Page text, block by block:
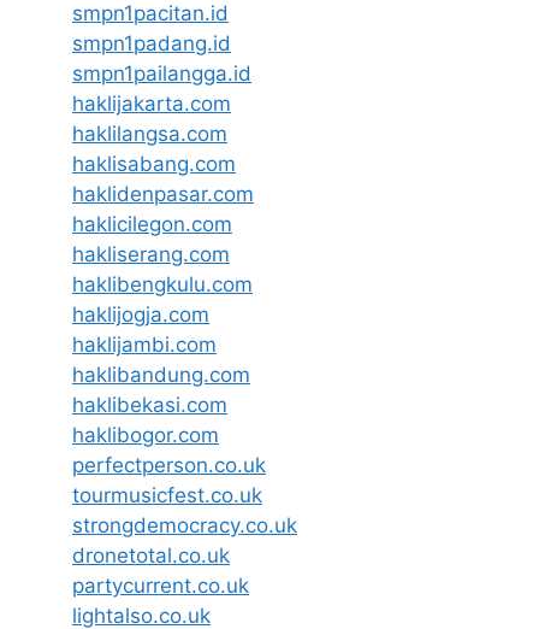
smpn1pacitan.id
smpn1padang.id
smpn1pailangga.id
haklijakarta.com
haklilangsa.com
haklisabang.com
haklidenpasar.com
haklicilegon.com
hakliserang.com
haklibengkulu.com
haklijogja.com
haklijambi.com
haklibandung.com
haklibekasi.com
haklibogor.com
perfectperson.co.uk
tourmusicfest.co.uk
strongdemocracy.co.uk
dronetotal.co.uk
partycurrent.co.uk
lightalso.co.uk